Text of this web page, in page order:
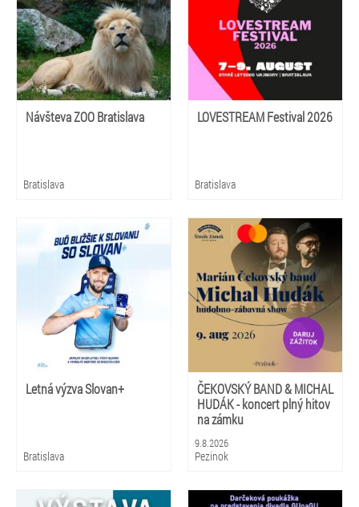
Návšteva ZOO Bratislava
Bratislava
LOVESTREAM Festival 2026
Bratislava
Letná výzva Slovan+
Bratislava
ČEKOVSKÝ BAND & MICHAL
HUDÁK - koncert plný hitov
na zámku
9.8.2026
Pezinok